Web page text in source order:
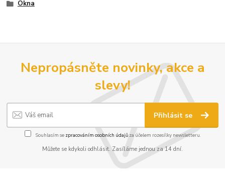
Okna
Nepropásněte novinky, akce a
slevy!
Přihlásit se
Souhlasím se zpracováním osobních údajůza účelem rozesílky newsletteru.
Můžete se kdykoli odhlásit. Zasíláme jednou za 14 dní.